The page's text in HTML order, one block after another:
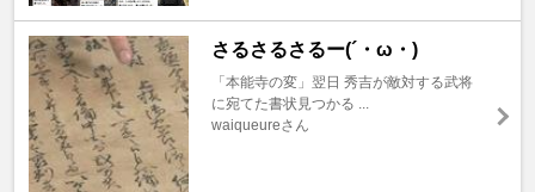
さるさるさるー(´・ω・)
「本能寺の変」翌日 秀吉が敵対する武将
に宛てた書状見つかる ...
waiqueureさん